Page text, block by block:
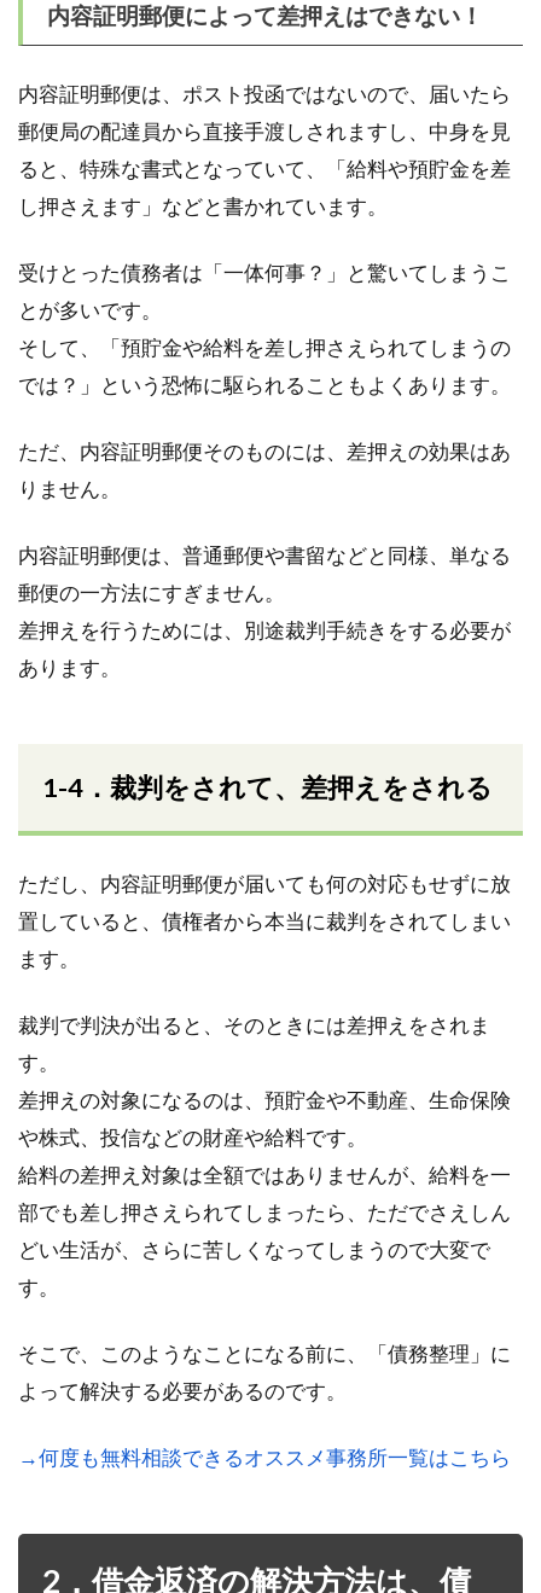
内容証明郵便によって差押えはできない！
内容証明郵便は、ポスト投函ではないので、届いたら
郵便局の配達員から直接手渡しされますし、中身を見
ると、特殊な書式となっていて、「給料や預貯金を差
し押さえます」などと書かれています。
受けとった債務者は「一体何事？」と驚いてしまうこ
とが多いです。
そして、「預貯金や給料を差し押さえられてしまうの
では？」という恐怖に駆られることもよくあります。
ただ、内容証明郵便そのものには、差押えの効果はあ
りません。
内容証明郵便は、普通郵便や書留などと同様、単なる
郵便の一方法にすぎません。
差押えを行うためには、別途裁判手続きをする必要が
あります。
1-4．裁判をされて、差押えをされる
ただし、内容証明郵便が届いても何の対応もせずに放
置していると、債権者から本当に裁判をされてしまい
ます。
裁判で判決が出ると、そのときには差押えをされま
す。
差押えの対象になるのは、預貯金や不動産、生命保険
や株式、投信などの財産や給料です。
給料の差押え対象は全額ではありませんが、給料を一
部でも差し押さえられてしまったら、ただでさえしん
どい生活が、さらに苦しくなってしまうので大変で
す。
そこで、このようなことになる前に、「債務整理」に
よって解決する必要があるのです。
→何度も無料相談できるオススメ事務所一覧はこちら
2．借金返済の解決方法は、債